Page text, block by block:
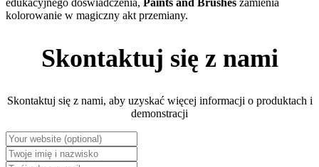
edukacyjnego doświadczenia, Paints and Brushes zamienia
kolorowanie w magiczny akt przemiany.
Skontaktuj się z nami
Skontaktuj się z nami, aby uzyskać więcej informacji o produktach i
demonstracji